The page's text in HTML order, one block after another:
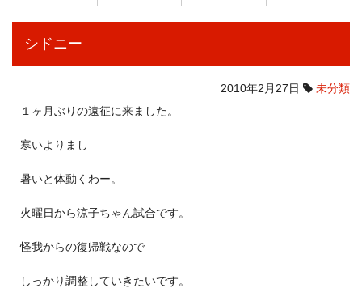
シドニー
2010年2月27日
未分類
１ヶ月ぶりの遠征に来ました。
寒いよりまし
暑いと体動くわー。
火曜日から涼子ちゃん試合です。
怪我からの復帰戦なので
しっかり調整していきたいです。